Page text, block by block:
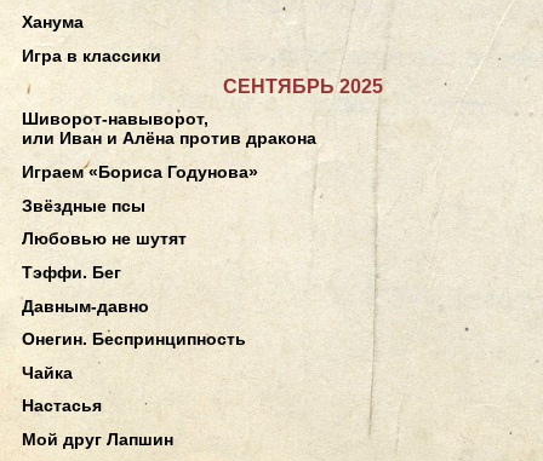
Ханума
Игра в классики
СЕНТЯБРЬ 2025
Шиворот-навыворот,
или Иван и Алёна против дракона
Играем «Бориса Годунова»
Звёздные псы
Любовью не шутят
Тэффи. Бег
Давным-давно
Онегин. Беспринципность
Чайка
Настасья
Мой друг Лапшин